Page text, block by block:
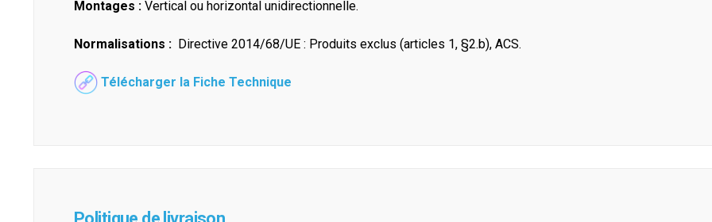
Montages : Vertical ou horizontal unidirectionnelle.
Normalisations : Directive 2014/68/UE : Produits exclus (articles 1, §2.b), ACS.
Télécharger la Fiche Technique